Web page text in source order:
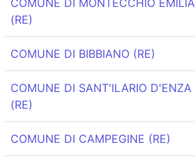
(RE)
COMUNE DI BIBBIANO (RE)
COMUNE DI SANT'ILARIO D'ENZA
(RE)
COMUNE DI CAMPEGINE (RE)